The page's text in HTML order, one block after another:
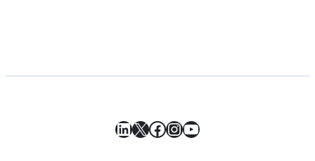
LinkedIn
X Facebook
Instagram
YouTube